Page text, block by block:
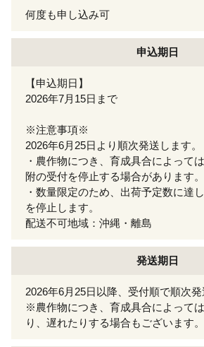
何度も申し込み可
申込期日
【申込期日】
2026年7月15日まで
※注意事項※
2026年6月25日より順次発送します。
・農作物につき、育成具合によって
附の受付を停止する場合があります。
・数量限定のため、出荷予定数に達
を停止します。
配送不可地域：沖縄・離島
発送期日
2026年6月25日以降、受付順で順次発
※農作物につき、育成具合によって
り、遅れたりする場合もございます。